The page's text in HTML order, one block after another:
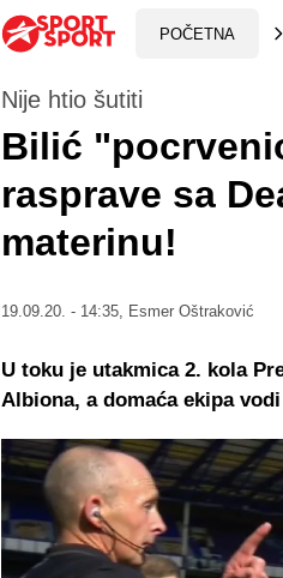
POČETNA
Nije htio šutiti
Bilić
rasprave sa
materinu!
19.09.20. - 14:35, Esmer Oštraković
U toku je utakmica 2. kola
Albiona, a domaća ekipa